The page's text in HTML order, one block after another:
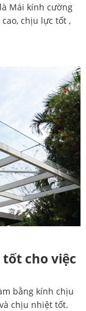
Mái kính cường
chịu lực tốt ,
cho việc
bằng kính chịu
chịu nhiệt tốt.